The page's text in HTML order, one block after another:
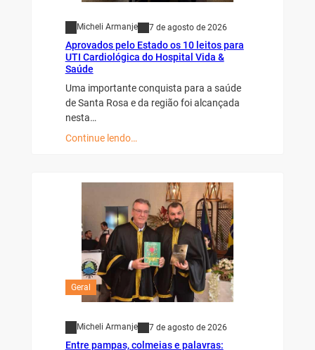
Micheli Armanje 7 de agosto de 2026
Aprovados pelo Estado os 10 leitos para
UTI Cardiológica do Hospital Vida &
Saúde
Uma importante conquista para a saúde
de Santa Rosa e da região foi alcançada
nesta…
Continue lendo…
Geral
Micheli Armanje 7 de agosto de 2026
Entre pampas, colmeias e palavras: